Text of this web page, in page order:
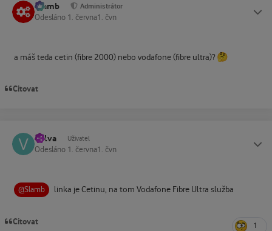
Slamb Administrátor
Odesláno 1. června1. čvn
a máš teda cetin (fibre 2000) nebo vodafone (fibre ultra)? 🤔
Citovat
Vulva Uživatel
Odesláno 1. června1. čvn
@Slamb linka je Cetinu, na tom Vodafone Fibre Ultra služba
Citovat 1